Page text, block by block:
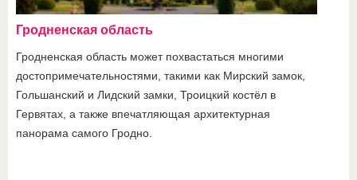
Гродненская область
Гродненская область может похвастаться многими
достопримечательностями, такими как Мирский замок,
Гольшанский и Лидский замки, Троицкий костёл в
Гервятах, а также впечатляющая архитектурная
панорама самого Гродно.